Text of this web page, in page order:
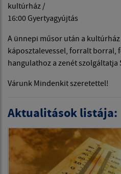
kultúrház /
16:00 Gyertyagyújtás
A ünnepi műsor után a
káposztalevessel, forralt borral,
hangulathoz a zenét szolgáltatja
Várunk Mindenkit szeretettel!
Aktualitások listája: